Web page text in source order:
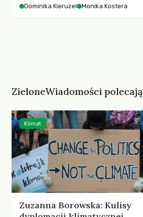
współczesnego miasta.
Dominika Kieruzel Monika Kostera
ZieloneWiadomości polecają
Zuzanna Borowska: Kulisy
Klimat